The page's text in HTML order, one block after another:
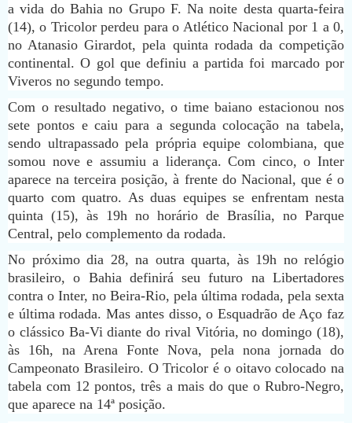
a vida do Bahia no Grupo F. Na noite desta quarta-feira
(14), o Tricolor perdeu para o Atlético Nacional por 1 a 0,
no Atanasio Girardot, pela quinta rodada da competição
continental. O gol que definiu a partida foi marcado por
Viveros no segundo tempo.
Com o resultado negativo, o time baiano estacionou nos
sete pontos e caiu para a segunda colocação na tabela,
sendo ultrapassado pela própria equipe colombiana, que
somou nove e assumiu a liderança. Com cinco, o Inter
aparece na terceira posição, à frente do Nacional, que é o
quarto com quatro. As duas equipes se enfrentam nesta
quinta (15), às 19h no horário de Brasília, no Parque
Central, pelo complemento da rodada.
No próximo dia 28, na outra quarta, às 19h no relógio
brasileiro, o Bahia definirá seu futuro na Libertadores
contra o Inter, no Beira-Rio, pela última rodada, pela sexta
e última rodada. Mas antes disso, o Esquadrão de Aço faz
o clássico Ba-Vi diante do rival Vitória, no domingo (18),
às 16h, na Arena Fonte Nova, pela nona jornada do
Campeonato Brasileiro. O Tricolor é o oitavo colocado na
tabela com 12 pontos, três a mais do que o Rubro-Negro,
que aparece na 14ª posição.